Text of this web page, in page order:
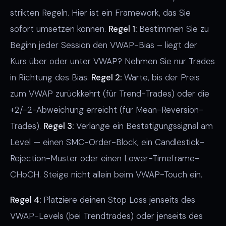
strikten Regeln. Hier ist ein Framework, das Sie
sofort umsetzen können. Regel 1: Bestimmen Sie zu
Beginn jeder Session den VWAP-Bias – liegt der
Kurs über oder unter VWAP? Nehmen Sie nur Trades
in Richtung des Bias. Regel 2: Warte, bis der Preis
zum VWAP zurückkehrt (für Trend-Trades) oder die
+2/-2-Abweichung erreicht (für Mean-Reversion-
Trades). Regel 3: Verlange ein Bestätigungssignal am
Level — einen SMC-Order-Block, ein Candlestick-
Rejection-Muster oder einen Lower-Timeframe-
CHoCH. Steige nicht allein beim VWAP-Touch ein.
Regel 4: Platziere deinen Stop Loss jenseits des
VWAP-Levels (bei Trendtrades) oder jenseits des